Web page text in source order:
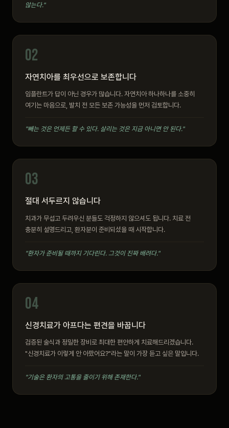
않는다."
02
자연치아를 최우선으로 보존합니다
임플란트가 답이 아닌 경우가 많습니다. 자연치아 하나하나를 소중히
여기는 마음으로, 발치 전 모든 보존 가능성을 먼저 검토합니다.
"빼는 것은 언제든 할 수 있다. 살리는 것은 지금 아니면 안 된다."
03
절대 서두르지 않습니다
치과가 무섭고 두려우신 분들도 걱정하지 않으셔도 됩니다. 치료 전
충분히 설명드리고, 환자분이 준비되셨을 때 시작합니다.
"환자가 준비될 때까지 기다린다. 그것이 진짜 배려다."
04
신경치료가 아프다는 편견을 바꿉니다
검증된 술식과 정밀한 장비로 최대한 편안하게 치료해드리겠습니다.
"신경치료가 이렇게 안 아팠어요?"라는 말이 가장 듣고 싶은 말입니다.
"기술은 환자의 고통을 줄이기 위해 존재한다."